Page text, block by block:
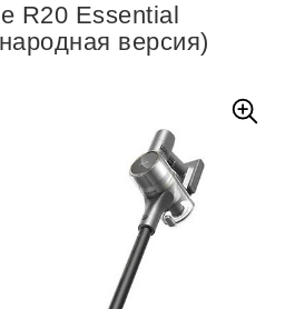
R20 Essential
версия)